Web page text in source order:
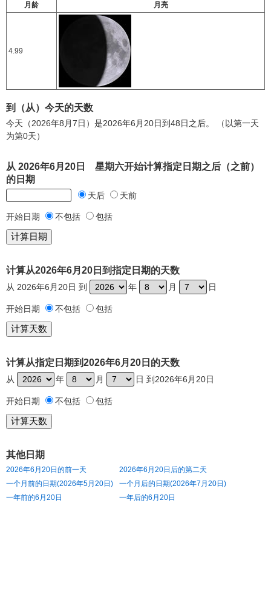
月龄 月亮
4.99
到（从）今天的天数
今天（2026年8月7日）是2026年6月20日到48日之后。 （以第一天
为第0天）
从 2026年6月20日 星期六开始计算指定日期之后（之前）
的日期
天后 天前
开始日期 不包括 包括
计算从2026年6月20日到指定日期的天数
从 2026年6月20日 到 年 月 日
开始日期 不包括 包括
计算从指定日期到2026年6月20日的天数
从 年 月 日 到2026年6月20日
开始日期 不包括 包括
其他日期
2026年6月20日的前一天
2026年6月20日后的第二天
一个月前的日期(2026年5月20日)
一个月后的日期(2026年7月20日)
一年前的6月20日
一年后的6月20日